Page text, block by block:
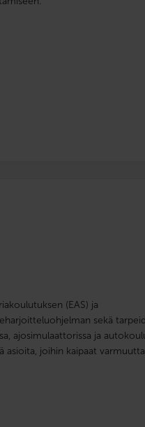
(EAS) ja
sekä
ajosimulaattorissa ja
asioita, joihin kaipaat